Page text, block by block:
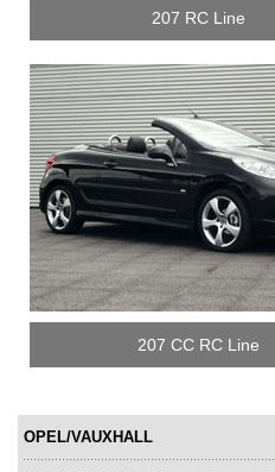
207 RC Line
207 CC RC Line
OPEL/VAUXHALL